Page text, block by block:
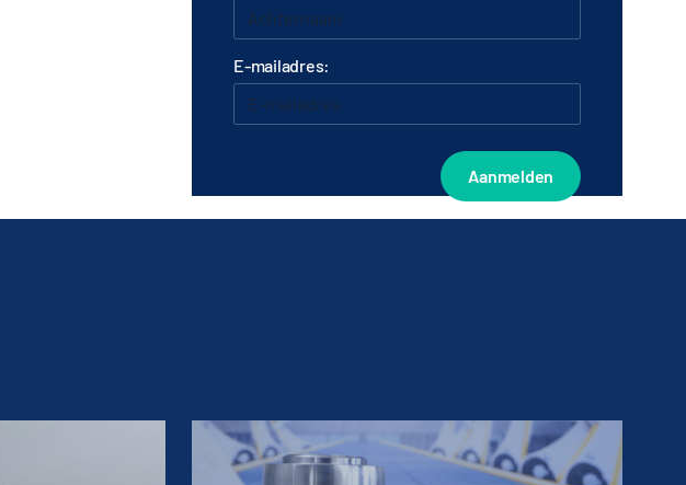
E-mailadres: